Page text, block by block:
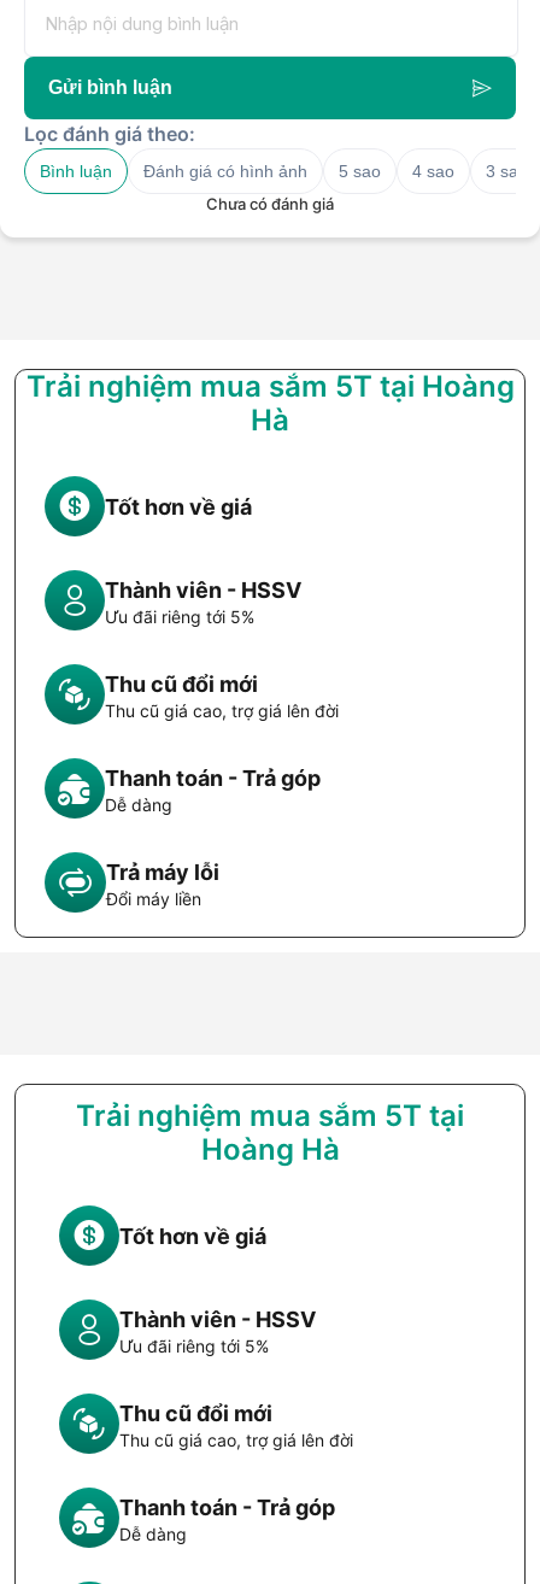
Gửi bình luận
Lọc đánh giá theo:
Bình luận Đánh giá có hình ảnh 5 sao 4 sao
3 sao
Chưa có đánh giá
Trải nghiệm mua sắm 5T tại Hoàng
Hà
Tốt hơn về giá
Thành viên - HSSV
Ưu đãi riêng tới 5%
Thu cũ đổi mới
Thu cũ giá cao, trợ giá lên đời
Thanh toán - Trả góp
Dễ dàng
Trả máy lỗi
Đổi máy liền
Trải nghiệm mua sắm 5T tại
Hoàng Hà
Tốt hơn về giá
Thành viên - HSSV
Ưu đãi riêng tới 5%
Thu cũ đổi mới
Thu cũ giá cao, trợ giá lên đời
Thanh toán - Trả góp
Dễ dàng